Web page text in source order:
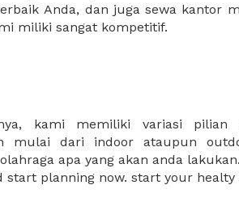
miliki sangat kompetitif.
start planning now. start your healty